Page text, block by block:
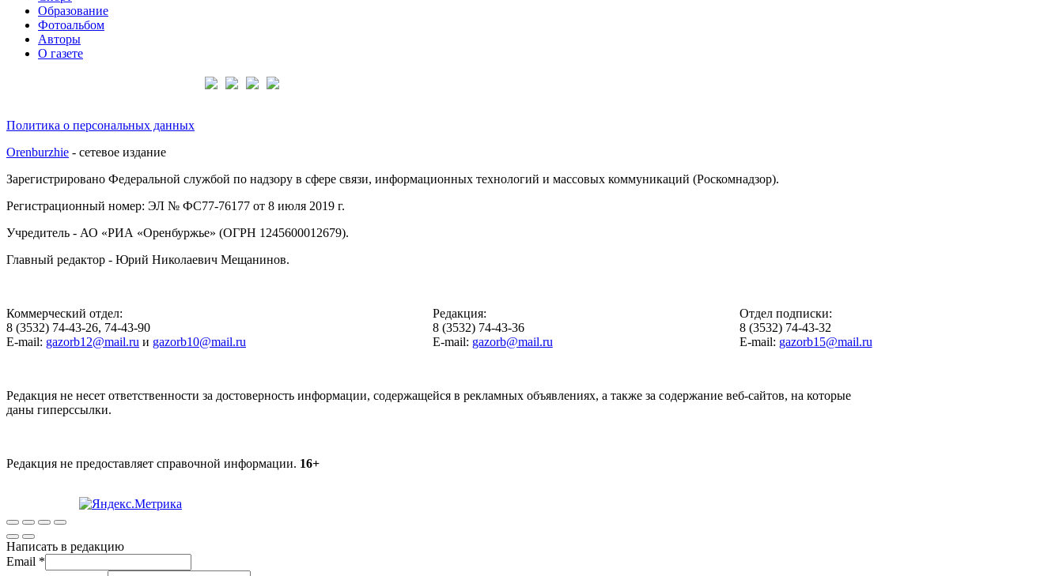
Образование
Фотоальбом
Авторы
О газете
Политика о персональных данных
Orenburzhie - сетевое издание
Зарегистрировано Федеральной службой по надзору в сфере связи, информационных технологий и массовых коммуникаций (Роскомнадзор).
Регистрационный номер: ЭЛ № ФС77-76177 от 8 июля 2019 г.
Учредитель - АО «РИА «Оренбуржье» (ОГРН 1245600012679).
Главный редактор - Юрий Николаевич Мещанинов.
Коммерческий отдел:
8 (3532) 74-43-26, 74-43-90
E-mail: gazorb12@mail.ru и gazorb10@mail.ru
Редакция:
8 (3532) 74-43-36
E-mail: gazorb@mail.ru
Отдел подписки:
8 (3532) 74-43-32
E-mail: gazorb15@mail.ru
Редакция не несет ответственности за достоверность информации, содержащейся в рекламных объявлениях, а также за содержание веб-сайтов, на которые
даны гиперссылки.
Редакция не предоставляет справочной информации. 16+
Написать в редакцию
Email *